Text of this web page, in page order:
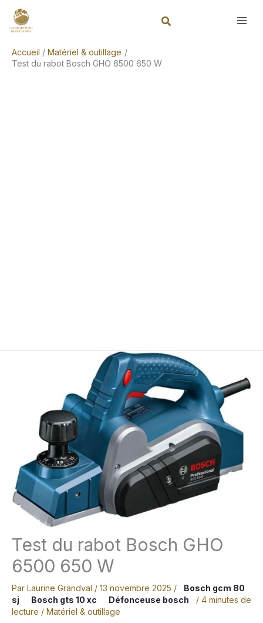
Accueil
Matériel & outillage
Test du rabot Bosch GHO 6500 650 W
Test du rabot Bosch GHO
6500 650 W
Par Laurine Grandval / 13 novembre 2025 /
Bosch gcm 80
sj
Bosch gts 10 xc Défonceuse bosch / 4 minutes de
lecture / Matériel & outillage
Rechercher